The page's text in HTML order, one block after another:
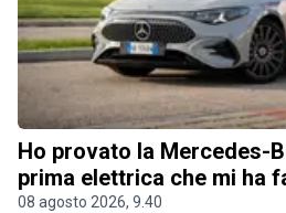
Ho provato la Mercedes-
prima elettrica che mi ha
08 agosto 2026, 9.40